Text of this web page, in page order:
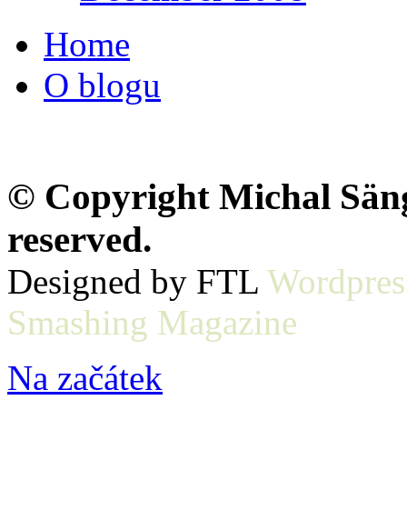
Home
O blogu
© Copyright Michal
reserved.
Designed by FTL
Smashing Magazine
Na začátek